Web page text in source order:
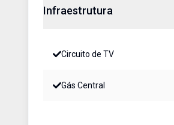
Infraestrutura
Circuito de TV
Gás Central